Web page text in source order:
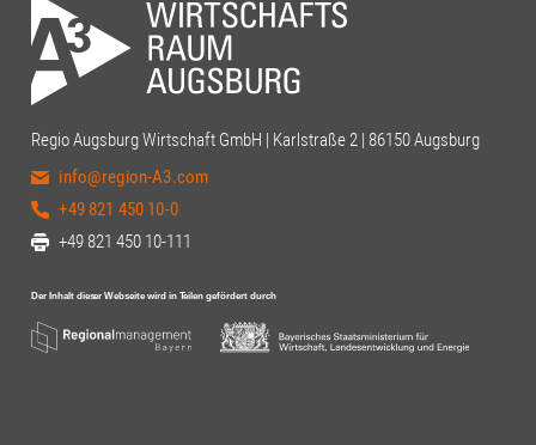
Regio Augsburg Wirtschaft GmbH | Karlstraße 2 | 86150 Augsburg
info@region-A3.com
+49 821 450 10-0
+49 821 450 10-111